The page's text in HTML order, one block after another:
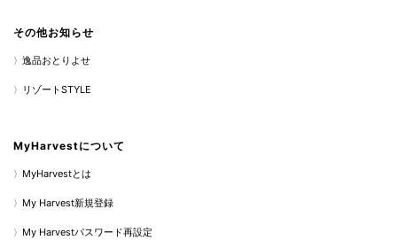
その他お知らせ
逸品おとりよせ
リゾートSTYLE
MyHarvestについて
MyHarvestとは
My Harvest新規登録
My Harvestパスワード再設定